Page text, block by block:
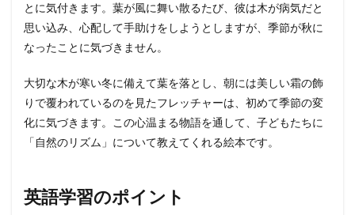
とに気付きます。葉が風に舞い散るたび、彼は木が病気だと
思い込み、心配して手助けをしようとしますが、季節が秋に
なったことに気づきません。
大切な木が寒い冬に備えて葉を落とし、朝には美しい霜の飾
りで覆われているのを見たフレッチャーは、初めて季節の変
化に気づきます。この心温まる物語を通して、子どもたちに
「自然のリズム」について教えてくれる絵本です。
英語学習のポイント